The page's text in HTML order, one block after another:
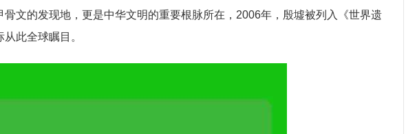
文的发现地，更是中华文明的重要根脉所在，2006年，殷墟被列入《世界遗
此全球瞩目。